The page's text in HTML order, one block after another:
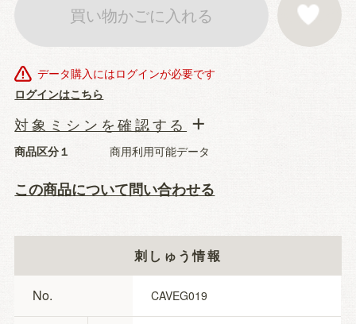
データ購入にはログインが必要です
買い物かごに入れる
ログインはこちら
お気に入りに登
商品区分１ 商用利用可能データ
この商品について問い合わせる
対象ミシンを確認する
刺しゅう情報
No. CAVEG019